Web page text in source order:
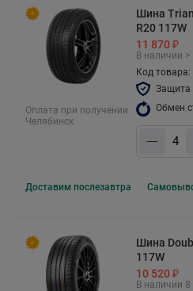
Оплата при получении
Челябинск
Шина
R20 117W
11 870 ₽
В наличии >
Код товара:
Защита
Обмен
Доставим послезавтра
Шина
117W
10 520 ₽
В наличии 8